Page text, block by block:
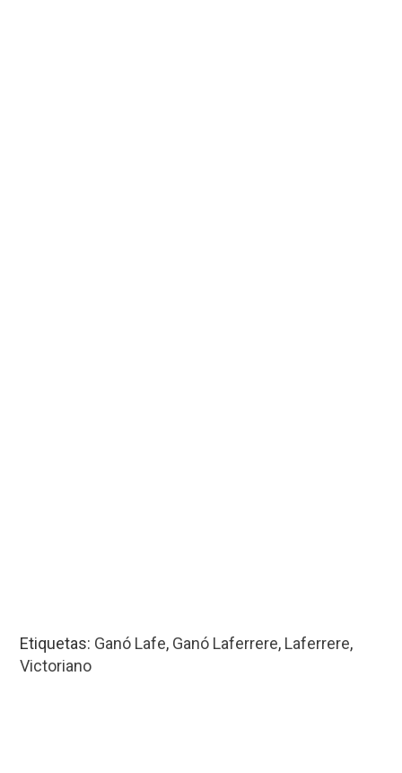
Etiquetas: Ganó Lafe, Ganó Laferrere, Laferrere,
Victoriano